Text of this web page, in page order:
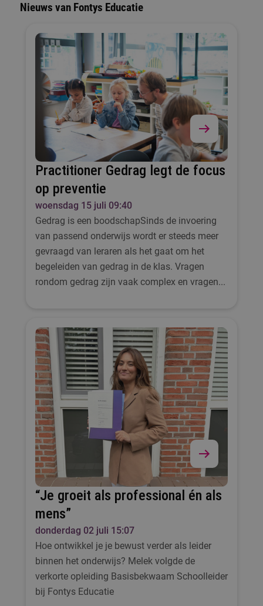
Nieuws van Fontys Educatie
Practitioner Gedrag legt de focus
op preventie
woensdag 15 juli 09:40
Gedrag is een boodschapSinds de invoering
van passend onderwijs wordt er steeds meer
gevraagd van leraren als het gaat om het
begeleiden van gedrag in de klas. Vragen
rondom gedrag zijn vaak complex en vragen...
“Je groeit als professional én als
mens”
donderdag 02 juli 15:07
Hoe ontwikkel je je bewust verder als leider
binnen het onderwijs? Melek volgde de
verkorte opleiding Basisbekwaam Schoolleider
bij Fontys Educatie